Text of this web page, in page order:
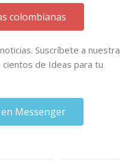
colombianas
Suscríbete a nuestra
de Ideas para tu
Messenger